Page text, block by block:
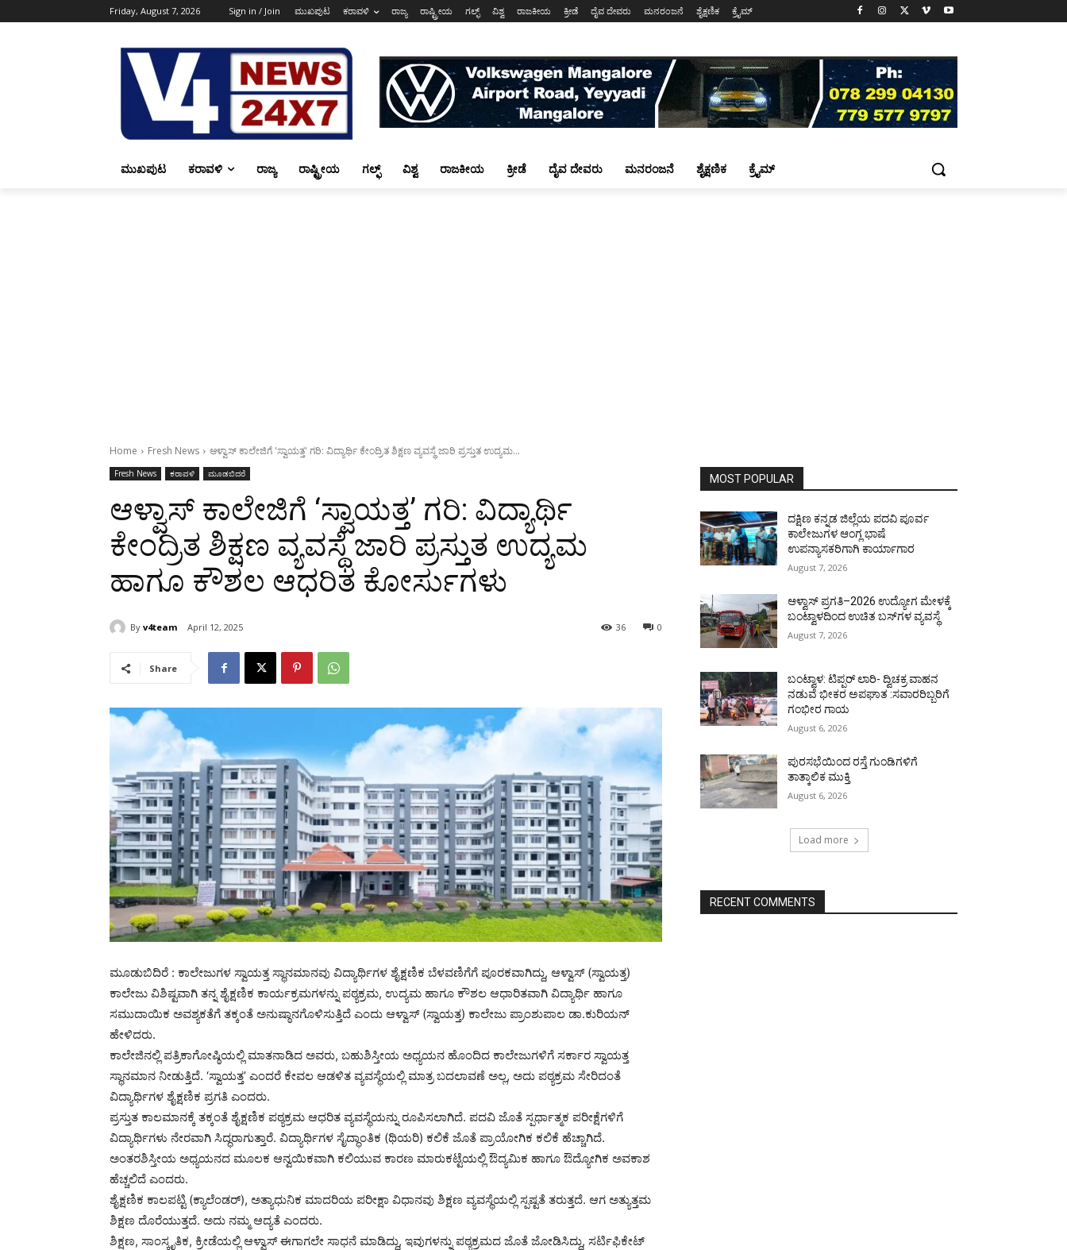
Friday, August 7, 2026 Sign in / Join ಮುಖಪುಟ ಕರಾವಳಿ ರಾಜ್ಯ ರಾಷ್ಟ್ರೀಯ ಗಲ್ಫ್ ವಿಶ್ವ ರಾಜಕೀಯ ಕ್ರೀಡೆ ದೈವ ದೇವರು ಮನರಂಜನೆ ಶೈಕ್ಷಣಿಕ ಕ್ರೈಮ್
ಮುಖಪುಟ ಕರಾವಳಿ ರಾಜ್ಯ ರಾಷ್ಟ್ರೀಯ ಗಲ್ಫ್ ವಿಶ್ವ ರಾಜಕೀಯ ಕ್ರೀಡೆ ದೈವ ದೇವರು ಮನರಂಜನೆ ಶೈಕ್ಷಣಿಕ ಕ್ರೈಮ್
Home Fresh News ಆಳ್ವಾಸ್ ಕಾಲೇಜಿಗೆ 'ಸ್ವಾಯತ್ತ' ಗರಿ: ವಿದ್ಯಾರ್ಥಿ ಕೇಂದ್ರಿತ ಶಿಕ್ಷಣ ವ್ಯವಸ್ಥೆ ಜಾರಿ ಪ್ರಸ್ತುತ ಉದ್ಯಮ...
Fresh News ಕರಾವಳಿ ಮೂಡಬಿದರೆ
ಆಳ್ವಾಸ್ ಕಾಲೇಜಿಗೆ ‘ಸ್ವಾಯತ್ತ’ ಗರಿ: ವಿದ್ಯಾರ್ಥಿ
ಕೇಂದ್ರಿತ ಶಿಕ್ಷಣ ವ್ಯವಸ್ಥೆ ಜಾರಿ ಪ್ರಸ್ತುತ ಉದ್ಯಮ
ಹಾಗೂ ಕೌಶಲ ಆಧರಿತ ಕೋರ್ಸುಗಳು
By v4team April 12, 2025 0
36
Share
ಮೂಡುಬಿದಿರೆ : ಕಾಲೇಜುಗಳ ಸ್ವಾಯತ್ತ ಸ್ಥಾನಮಾನವು ವಿದ್ಯಾರ್ಥಿಗಳ ಶೈಕ್ಷಣಿಕ ಬೆಳವಣಿಗೆಗೆ ಪೂರಕವಾಗಿದ್ದು, ಆಳ್ವಾಸ್ (ಸ್ವಾಯತ್ತ)
ಕಾಲೇಜು ವಿಶಿಷ್ಟವಾಗಿ ತನ್ನ ಶೈಕ್ಷಣಿಕ ಕಾರ್ಯಕ್ರಮಗಳನ್ನು ಪಠ್ಯಕ್ರಮ, ಉದ್ಯಮ ಹಾಗೂ ಕೌಶಲ ಆಧಾರಿತವಾಗಿ ವಿದ್ಯಾರ್ಥಿ ಹಾಗೂ
ಸಮುದಾಯಿಕ ಅವಶ್ಯಕತೆಗೆ ತಕ್ಕಂತೆ ಅನುಷ್ಠಾನಗೊಳಿಸುತ್ತಿದೆ ಎಂದು ಆಳ್ವಾಸ್ (ಸ್ವಾಯತ್ತ) ಕಾಲೇಜು ಪ್ರಾಂಶುಪಾಲ ಡಾ.ಕುರಿಯನ್
ಹೇಳಿದರು.
ಕಾಲೇಜಿನಲ್ಲಿ ಪತ್ರಿಕಾಗೋಷ್ಠಿಯಲ್ಲಿ ಮಾತನಾಡಿದ ಅವರು, ಬಹುಶಿಸ್ತೀಯ ಅಧ್ಯಯನ ಹೊಂದಿದ ಕಾಲೇಜುಗಳಿಗೆ ಸರ್ಕಾರ ಸ್ವಾಯತ್ತ
ಸ್ಥಾನಮಾನ ನೀಡುತ್ತಿದೆ. ‘ಸ್ವಾಯತ್ತ’ ಎಂದರೆ ಕೇವಲ ಆಡಳಿತ ವ್ಯವಸ್ಥೆಯಲ್ಲಿ ಮಾತ್ರ ಬದಲಾವಣೆ ಅಲ್ಲ, ಅದು ಪಠ್ಯಕ್ರಮ ಸೇರಿದಂತೆ
ವಿದ್ಯಾರ್ಥಿಗಳ ಶೈಕ್ಷಣಿಕ ಪ್ರಗತಿ ಎಂದರು.
ಪ್ರಸ್ತುತ ಕಾಲಮಾನಕ್ಕೆ ತಕ್ಕಂತೆ ಶೈಕ್ಷಣಿಕ ಪಠ್ಯಕ್ರಮ ಆಧರಿತ ವ್ಯವಸ್ಥೆಯನ್ನು ರೂಪಿಸಲಾಗಿದೆ. ಪದವಿ ಜೊತೆ ಸ್ಪರ್ಧಾತ್ಮಕ ಪರೀಕ್ಷೆಗಳಿಗೆ
ವಿದ್ಯಾರ್ಥಿಗಳು ನೇರವಾಗಿ ಸಿದ್ಧರಾಗುತ್ತಾರೆ. ವಿದ್ಯಾರ್ಥಿಗಳ ಸೈದ್ಧಾಂತಿಕ (ಥಿಯರಿ) ಕಲಿಕೆ ಜೊತೆ ಪ್ರಾಯೋಗಿಕ ಕಲಿಕೆ ಹೆಚ್ಚಾಗಿದೆ.
ಅಂತರಶಿಸ್ತೀಯ ಅಧ್ಯಯನದ ಮೂಲಕ ಆನ್ವಯಿಕವಾಗಿ ಕಲಿಯುವ ಕಾರಣ ಮಾರುಕಟ್ಟೆಯಲ್ಲಿ ಔದ್ಯಮಿಕ ಹಾಗೂ ಔದ್ಯೋಗಿಕ ಅವಕಾಶ
ಹೆಚ್ಚಲಿದೆ ಎಂದರು.
ಶೈಕ್ಷಣಿಕ ಕಾಲಪಟ್ಟಿ (ಕ್ಯಾಲೆಂಡರ್), ಅತ್ಯಾಧುನಿಕ ಮಾದರಿಯ ಪರೀಕ್ಷಾ ವಿಧಾನವು ಶಿಕ್ಷಣ ವ್ಯವಸ್ಥೆಯಲ್ಲಿ ಸ್ಪಷ್ಟತೆ ತರುತ್ತದೆ. ಆಗ ಅತ್ಯುತ್ತಮ
ಶಿಕ್ಷಣ ದೊರೆಯುತ್ತದೆ. ಅದು ನಮ್ಮ ಆದ್ಯತೆ ಎಂದರು.
ಶಿಕ್ಷಣ, ಸಾಂಸ್ಕೃತಿಕ, ಕ್ರೀಡೆಯಲ್ಲಿ ಆಳ್ವಾಸ್ ಈಗಾಗಲೇ ಸಾಧನೆ ಮಾಡಿದ್ದು, ಇವುಗಳನ್ನು ಪಠ್ಯಕ್ರಮದ ಜೊತೆ ಜೋಡಿಸಿದ್ದು, ಸರ್ಟಿಫಿಕೇಟ್
MOST POPULAR
ದಕ್ಷಿಣ ಕನ್ನಡ ಜಿಲ್ಲೆಯ ಪದವಿ ಪೂರ್ವ
ಕಾಲೇಜುಗಳ ಆಂಗ್ಲ ಭಾಷೆ
ಉಪನ್ಯಾಸಕರಿಗಾಗಿ ಕಾರ್ಯಾಗಾರ
August 7, 2026
ಆಳ್ವಾಸ್ ಪ್ರಗತಿ–2026 ಉದ್ಯೋಗ ಮೇಳಕ್ಕೆ
ಬಂಟ್ವಾಳದಿಂದ ಉಚಿತ ಬಸ್‌ಗಳ ವ್ಯವಸ್ಥೆ
August 7, 2026
ಬಂಟ್ವಾಳ: ಟಿಪ್ಪರ್ ಲಾರಿ- ದ್ವಿಚಕ್ರ ವಾಹನ
ನಡುವೆ ಭೀಕರ ಅಪಘಾತ :ಸವಾರರಿಬ್ಬರಿಗೆ
ಗಂಭೀರ ಗಾಯ
August 6, 2026
ಪುರಸಭೆಯಿಂದ ರಸ್ತೆ ಗುಂಡಿಗಳಿಗೆ
ತಾತ್ಕಾಲಿಕ ಮುಕ್ತಿ
August 6, 2026
Load more
RECENT COMMENTS